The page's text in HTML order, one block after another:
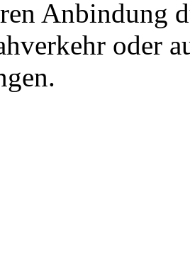
Anbindung
oder